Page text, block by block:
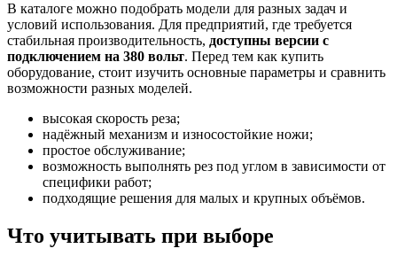
В каталоге можно подобрать модели для разных задач и
условий использования. Для предприятий, где требуется
стабильная производительность, доступны версии с
подключением на 380 вольт. Перед тем как купить
оборудование, стоит изучить основные параметры и сравнить
возможности разных моделей.
высокая скорость реза;
надёжный механизм и износостойкие ножи;
простое обслуживание;
возможность выполнять рез под углом в зависимости от
специфики работ;
подходящие решения для малых и крупных объёмов.
Что учитывать при выборе